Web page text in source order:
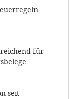
für
seit